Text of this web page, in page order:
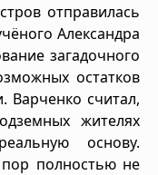
отправилась
Александра
загадочного
остатков
Варченко считал,
жителях
основу.
пор полностью не